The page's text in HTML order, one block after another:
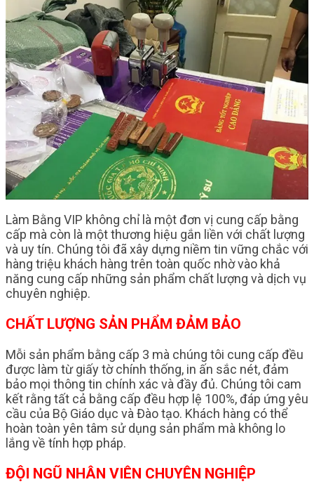
Làm Bằng VIP không chỉ là một đơn vị cung cấp bằng
cấp mà còn là một thương hiệu gắn liền với chất lượng
và uy tín. Chúng tôi đã xây dựng niềm tin vững chắc với
hàng triệu khách hàng trên toàn quốc nhờ vào khả
năng cung cấp những sản phẩm chất lượng và dịch vụ
chuyên nghiệp.
CHẤT LƯỢNG SẢN PHẨM ĐẢM BẢO
Mỗi sản phẩm bằng cấp 3 mà chúng tôi cung cấp đều
được làm từ giấy tờ chính thống, in ấn sắc nét, đảm
bảo mọi thông tin chính xác và đầy đủ. Chúng tôi cam
kết rằng tất cả bằng cấp đều hợp lệ 100%, đáp ứng yêu
cầu của Bộ Giáo dục và Đào tạo. Khách hàng có thể
hoàn toàn yên tâm sử dụng sản phẩm mà không lo
lắng về tính hợp pháp.
ĐỘI NGŨ NHÂN VIÊN CHUYÊN NGHIỆP